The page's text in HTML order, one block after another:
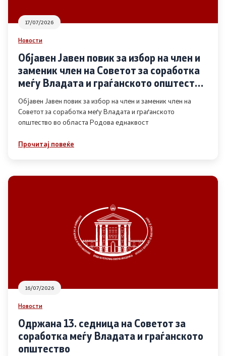
Дијалог меѓу Владата и граѓанскиот сектор
Отворени денови за иницијативи на граѓанските
организации
Финансиска поддршка
Извештаи
Список на ОЈИ
17/07/2026
Новости
Објавен Јавен повик за избор на член и
заменик член на Советот за соработка
меѓу Владата и граѓанското општество
во областа Родова еднаквост
Објавен Јавен повик за избор на член и заменик член на
Советот за соработка меѓу Владата и граѓанското
општество во областа Родова еднаквост
Прочитај повеќе
16/07/2026
Новости
Одржана 13. седница на Советот за
соработка меѓу Владата и граѓанското
општество